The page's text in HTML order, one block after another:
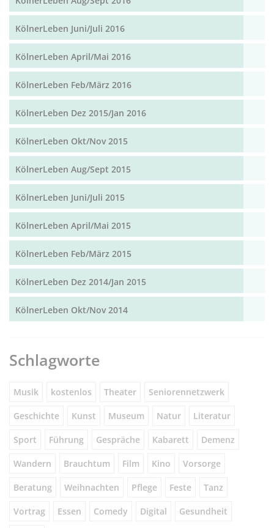
KölnerLeben Juni/Juli 2016
KölnerLeben April/Mai 2016
KölnerLeben Feb/März 2016
KölnerLeben Dez 2015/Jan 2016
KölnerLeben Okt/Nov 2015
KölnerLeben Aug/Sept 2015
KölnerLeben Juni/Juli 2015
KölnerLeben April/Mai 2015
KölnerLeben Feb/März 2015
KölnerLeben Dez 2014/Jan 2015
KölnerLeben Okt/Nov 2014
Schlagworte
Musik kostenlos Theater Seniorennetzwerk
Geschichte Kunst Museum Natur Literatur
Sport Führung Gespräche Kabarett Demenz
Wandern Brauchtum Film Kino Vorsorge
Beratung Weihnachten Pflege Feste Tanz
Vortrag Essen Comedy Digital Gesundheit